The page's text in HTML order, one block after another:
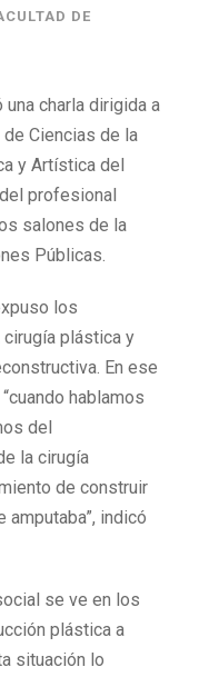
DE
una charla dirigida a
Ciencias de la
y Artística del
profesional
salones de la
Públicas.
los
plástica y
En ese
hablamos
del
la cirugía
de construir
amputaba”, indicó
se ve en los
plástica a
situación lo